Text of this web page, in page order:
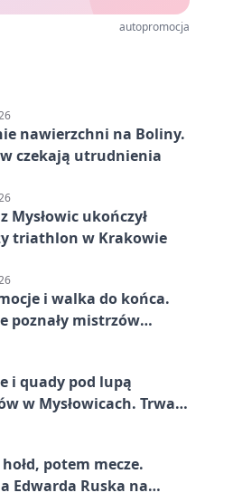
autopromocja
nawierzchni na Boliny.
czekają utrudnienia
Mysłowic ukończył
triathlon w Krakowie
i walka do końca.
poznały mistrzów
i quady pod lupą
w Mysłowicach. Trwa
potem mecze.
Edwarda Ruska na